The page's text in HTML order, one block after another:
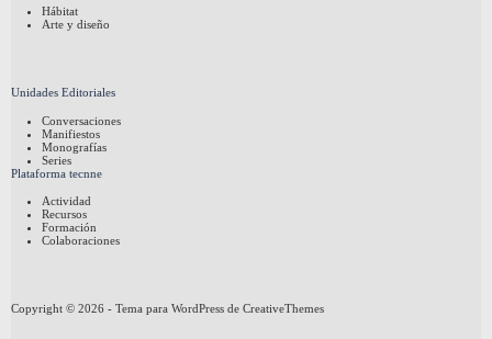
Hábitat
Arte y diseño
Unidades Editoriales
Conversaciones
Manifiestos
Monografías
Series
Plataforma tecnne
Actividad
Recursos
Formación
Colaboraciones
Copyright © 2026 - Tema para WordPress de CreativeThemes